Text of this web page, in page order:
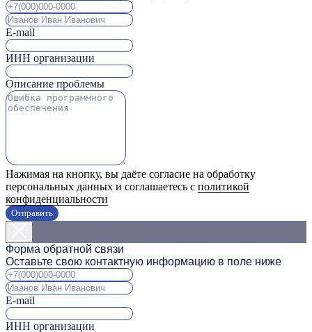
E-mail
ИНН организации
Описание проблемы
Нажимая на кнопку, вы даёте согласие на обработку
персональных данных и соглашаетесь с политикой
конфиденциальности
Отправить
Форма обратной связи
Оставьте свою контактную информацию в поле ниже
E-mail
ИНН организации